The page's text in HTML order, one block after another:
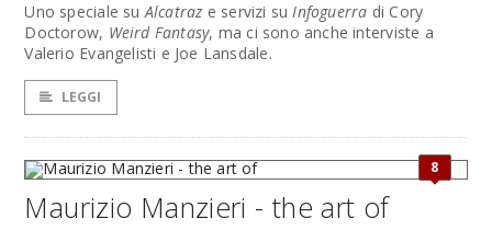
Uno speciale suAlcatraz e servizi suInfoguerra di Cory
Doctorow, Weird Fantasy, ma ci sono anche interviste a
Valerio Evangelisti e Joe Lansdale.
LEGGI
8
Maurizio Manzieri - the art of